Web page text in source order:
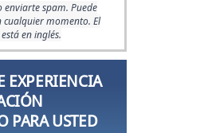
enviarte spam. Puede
cualquier momento.El
en inglés.
EXPERIENCIA
PARA USTED